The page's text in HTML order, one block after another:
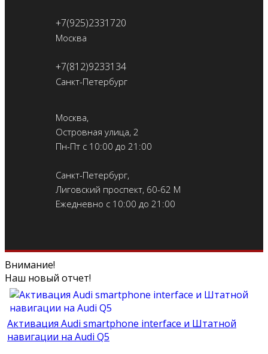
+7(925)2331720
Москва
+7(812)9233134
Санкт-Петербург
Москва,
Островная улица, 2
Пн-Пт с 10:00 до 21:00
Санкт-Петербург,
Лиговский проспект, 60-62 М
Ежедневно с 10:00 до 21:00
Внимание!
Наш новый отчет!
Активация Audi smartphone interface и Штатной
навигации на Audi Q5